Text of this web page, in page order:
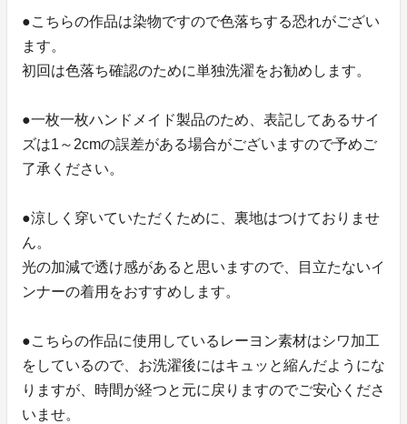
●こちらの作品は染物ですので色落ちする恐れがござい
ます。
初回は色落ち確認のために単独洗濯をお勧めします。
●一枚一枚ハンドメイド製品のため、表記してあるサイ
ズは1～2cmの誤差がある場合がございますので予めご
了承ください。
●涼しく穿いていただくために、裏地はつけておりませ
ん。
光の加減で透け感があると思いますので、目立たないイ
ンナーの着用をおすすめします。
●こちらの作品に使用しているレーヨン素材はシワ加工
をしているので、お洗濯後にはキュッと縮んだようにな
りますが、時間が経つと元に戻りますのでご安心くださ
いませ。